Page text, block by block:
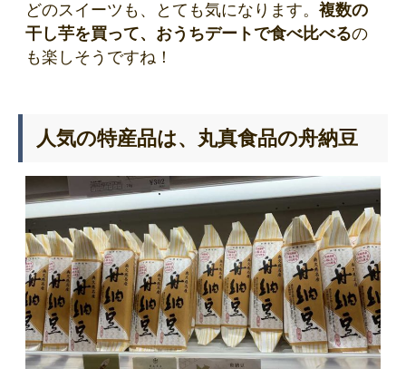
どのスイーツも、とても気になります。 複数の
干し芋を買って、おうちデートで食べ比べるの
も楽しそうですね！
人気の特産品は、丸真食品の舟納豆